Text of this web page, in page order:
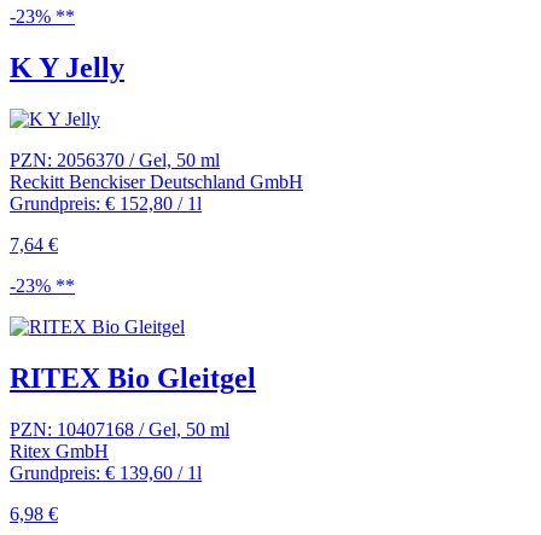
-23% **
K Y Jelly
PZN: 2056370 / Gel, 50 ml
Reckitt Benckiser Deutschland GmbH
Grundpreis: € 152,80 / 1l
7,64 €
-23% **
RITEX Bio Gleitgel
PZN: 10407168 / Gel, 50 ml
Ritex GmbH
Grundpreis: € 139,60 / 1l
6,98 €